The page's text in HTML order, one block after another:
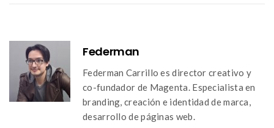
Federman
Federman Carrillo es director creativo y
co-fundador de Magenta. Especialista en
branding, creación e identidad de marca,
desarrollo de páginas web.